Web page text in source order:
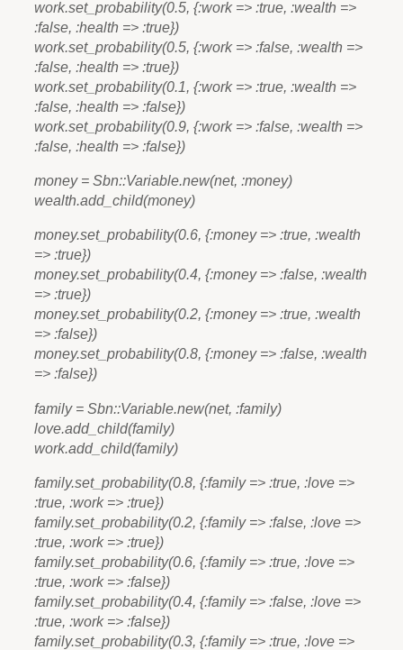
work.set_probability(0.5, {:work => :true, :wealth =>
:false, :health => :true})
work.set_probability(0.5, {:work => :false, :wealth =>
:false, :health => :true})
work.set_probability(0.1, {:work => :true, :wealth =>
:false, :health => :false})
work.set_probability(0.9, {:work => :false, :wealth =>
:false, :health => :false})
money = Sbn::Variable.new(net, :money)
wealth.add_child(money)
money.set_probability(0.6, {:money => :true, :wealth
=> :true})
money.set_probability(0.4, {:money => :false, :wealth
=> :true})
money.set_probability(0.2, {:money => :true, :wealth
=> :false})
money.set_probability(0.8, {:money => :false, :wealth
=> :false})
family = Sbn::Variable.new(net, :family)
love.add_child(family)
work.add_child(family)
family.set_probability(0.8, {:family => :true, :love =>
:true, :work => :true})
family.set_probability(0.2, {:family => :false, :love =>
:true, :work => :true})
family.set_probability(0.6, {:family => :true, :love =>
:true, :work => :false})
family.set_probability(0.4, {:family => :false, :love =>
:true, :work => :false})
family.set_probability(0.3, {:family => :true, :love =>